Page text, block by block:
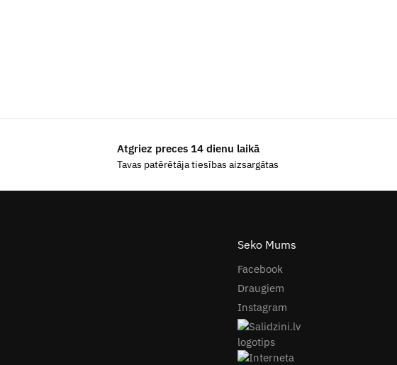
Atgriez preces 14 dienu laikā
Tavas patērētāja tiesības aizsargātas
Seko Mums
Facebook
Draugiem
Instagram